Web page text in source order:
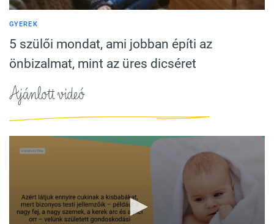
GYEREK
5 szülői mondat, ami jobban építi az
önbizalmat, mint az üres dicséret
Ajánlott videó